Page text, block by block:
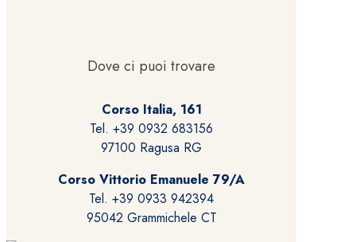
Dove ci puoi trovare
Corso Italia, 161
Tel. +39 0932 683156
97100 Ragusa RG
Corso Vittorio Emanuele 79/A
Tel. +39 0933 942394
95042 Grammichele CT